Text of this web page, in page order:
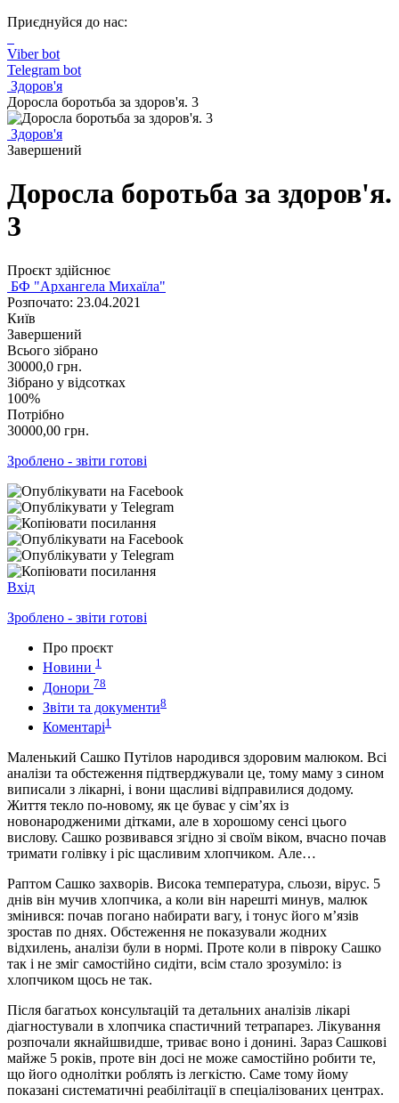
Приєднуйся до нас:
Viber bot
Telegram bot
Здоров'я
Доросла боротьба за здоров'я. 3
Здоров'я
Завершений
Доросла боротьба за здоров'я.
3
Проєкт здійснює
БФ "Архангела Михаїла"
Розпочато: 23.04.2021
Київ
Завершений
Всього зібрано
30000,0 грн.
Зібрано у відсотках
100%
Потрібно
30000,00 грн.
Зроблено - звіти готові
Вхід
Зроблено - звіти готові
Про проєкт
Новини 1
Донори 78
Звіти та документи8
Коментарі1
Маленький Сашко Путілов народився здоровим малюком. Всі
аналізи та обстеження підтверджували це, тому маму з сином
виписали з лікарні, і вони щасливі відправилися додому.
Життя текло по-новому, як це буває у сім’ях із
новонародженими дітками, але в хорошому сенсі цього
вислову. Сашко розвивався згідно зі своїм віком, вчасно почав
тримати голівку і ріс щасливим хлопчиком. Але…
Раптом Сашко захворів. Висока температура, сльози, вірус. 5
днів він мучив хлопчика, а коли він нарешті минув, малюк
змінився: почав погано набирати вагу, і тонус його м’язів
зростав по днях. Обстеження не показували жодних
відхилень, аналізи були в нормі. Проте коли в півроку Сашко
так і не зміг самостійно сидіти, всім стало зрозуміло: із
хлопчиком щось не так.
Після багатьох консультацій та детальних аналізів лікарі
діагностували в хлопчика спастичний тетрапарез. Лікування
розпочали якнайшвидше, триває воно і донині. Зараз Сашкові
майже 5 років, проте він досі не може самостійно робити те,
що його однолітки роблять із легкістю. Саме тому йому
показані систематичні реабілітації в спеціалізованих центрах.